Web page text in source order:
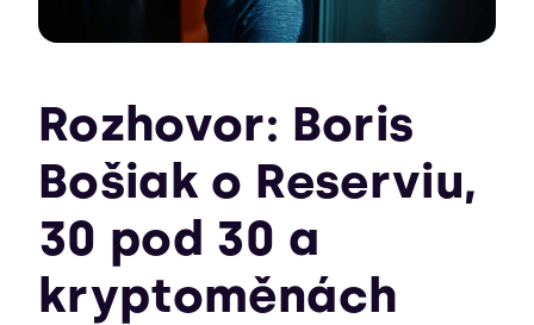
Rozhovor: Boris
Bošiak o Reserviu,
30 pod 30 a
kryptoměnách